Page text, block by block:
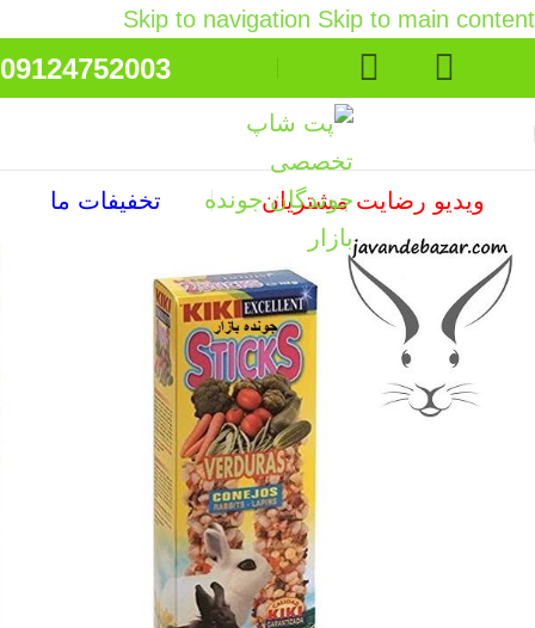
Skip to navigation Skip to main content
09124752003
ویدیو رضایت مشتریان تخفیفات ما